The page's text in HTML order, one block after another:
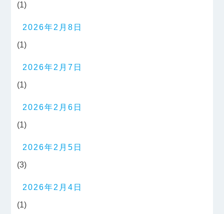
(1)
2026年2月8日
(1)
2026年2月7日
(1)
2026年2月6日
(1)
2026年2月5日
(3)
2026年2月4日
(1)